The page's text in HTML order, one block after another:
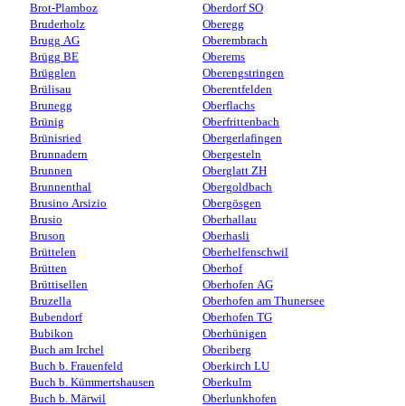
Brot-Plamboz
Bruderholz
Brugg AG
Brügg BE
Brügglen
Brülisau
Brunegg
Brünig
Brünisried
Brunnadern
Brunnen
Brunnenthal
Brusino Arsizio
Brusio
Bruson
Brüttelen
Brütten
Brüttisellen
Bruzella
Bubendorf
Bubikon
Buch am Irchel
Buch b. Frauenfeld
Buch b. Kümmertshausen
Buch b. Märwil
Oberdorf SO
Oberegg
Oberembrach
Oberems
Oberengstringen
Oberentfelden
Oberflachs
Oberfrittenbach
Obergerlafingen
Obergesteln
Oberglatt ZH
Obergoldbach
Obergösgen
Oberhallau
Oberhasli
Oberhelfenschwil
Oberhof
Oberhofen AG
Oberhofen am Thunersee
Oberhofen TG
Oberhünigen
Oberiberg
Oberkirch LU
Oberkulm
Oberlunkhofen